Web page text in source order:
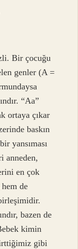
Bir çocuğu
genler (A =
“Aa”
ortaya çıkar
baskın
yansıması
anneden,
en çok
de
bazen de
kimin
gibi